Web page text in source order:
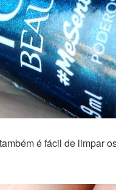
é fácil de limpar